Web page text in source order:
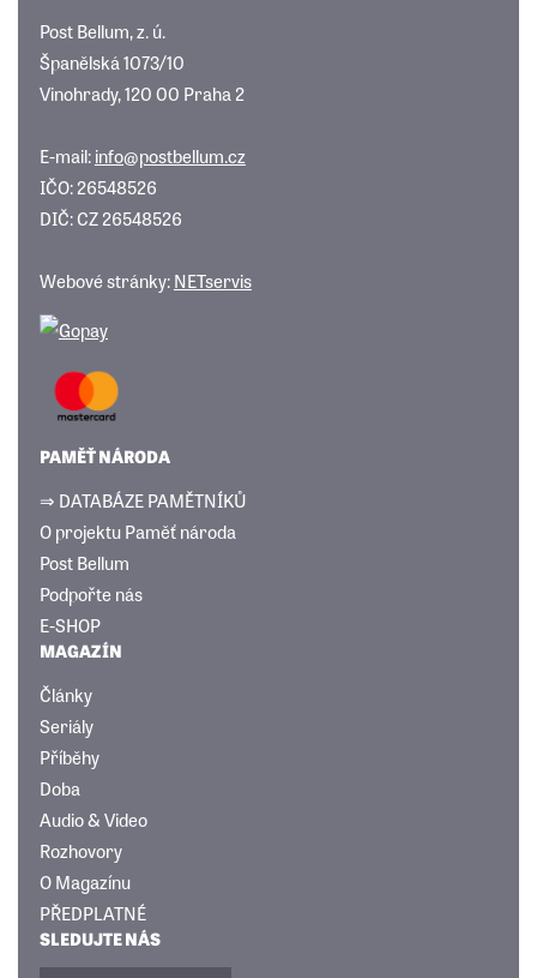
Post Bellum, z. ú.
Španělská 1073/10
Vinohrady, 120 00 Praha 2
E-mail:info@postbellum.cz
IČO: 26548526
DIČ: CZ 26548526
Webové stránky:NETservis
PAMĚŤ NÁRODA
⇒ DATABÁZE PAMĚTNÍKŮ
O projektu Paměť národa
Post Bellum
Podpořte nás
E-SHOP
MAGAZÍN
Články
Seriály
Příběhy
Doba
Audio & Video
Rozhovory
O Magazínu
PŘEDPLATNÉ
SLEDUJTE NÁS